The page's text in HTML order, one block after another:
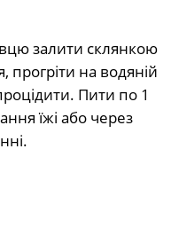
залити склянкою
прогріти на водяній
Пити по 1
їжі або через